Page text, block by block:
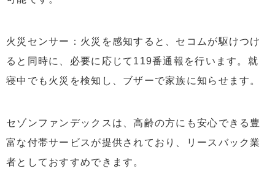
火災センサー：火災を感知すると、セコムが駆けつけ
ると同時に、必要に応じて119番通報を行います。就
寝中でも火災を検知し、ブザーで家族に知らせます。
セゾンファンデックスは、高齢の方にも安心できる豊
富な付帯サービスが提供されており、リースバック業
者としておすすめできます。